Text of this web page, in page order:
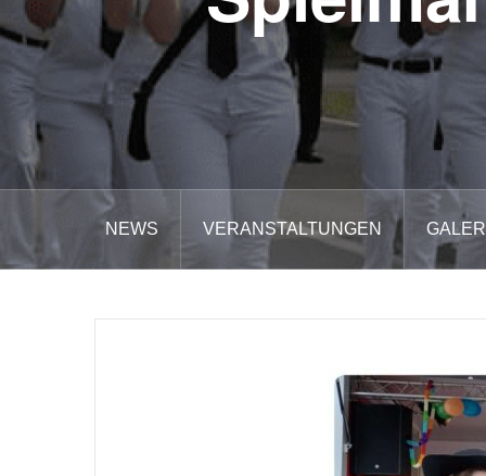
NEWS VERANSTALTUNGEN